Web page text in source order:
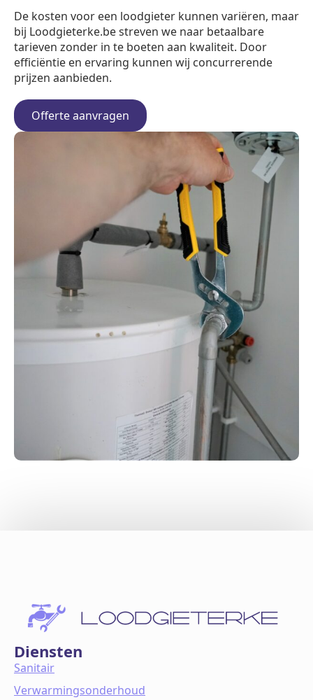
De kosten voor een loodgieter kunnen variëren, maar
bij Loodgieterke.be streven we naar betaalbare
tarieven zonder in te boeten aan kwaliteit. Door
efficiëntie en ervaring kunnen wij concurrerende
prijzen aanbieden.
Offerte aanvragen
Diensten
Sanitair
Verwarmingsonderhoud